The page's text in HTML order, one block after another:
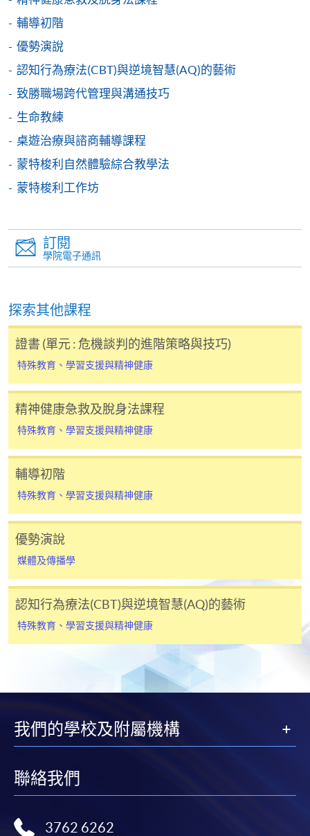
學費
$4,980
查詢號碼
Special Learning Needs Education Course in
Children with Autism Spectrum Disorder
(Module from Diploma in Special Education)
認識及支援自閉症譜系障礙學童 (特殊教育文
憑之單元)
課程編號
35Z163291
學費
$4,980
查詢號碼
2508-8867
Special Education)
聽覺健康及支援聽覺受損學童 (特殊教育文憑
學費
$4,680
持續進修基金
有意申請持續進修基金 (CEF)的學生，必須符合以下條
件:
ED002A)
未能符合以上條件之學生，並不能申請CEF。如有爭
議，CEF將保留最終決定權。
本課程若干單元已加入持續進修基金可獲發還款項課程名單
內
申請
輔導初階
優勢演說
認知行為療法(CBT)與逆境智慧(AQ)的藝術
致勝職場跨代管理與溝通技巧
生命教練
桌遊治療與諮商輔導課程
蒙特梭利自然體驗綜合教學法
蒙特梭利工作坊
訂閱
學院電子通訊
探索其他課程
證書 (單元 : 危機談判的進階策略與技巧)
特殊教育、學習支援與精神健康
精神健康急救及脫身法課程
特殊教育、學習支援與精神健康
輔導初階
特殊教育、學習支援與精神健康
優勢演說
媒體及傳播學
認知行為療法(CBT)與逆境智慧(AQ)的藝術
特殊教育、學習支援與精神健康
我們的學校及附屬機構
聯絡我們
3762 6262